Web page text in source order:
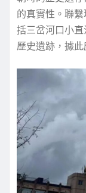
的真實性。聯
括三岔河口小
歷史遺跡，據